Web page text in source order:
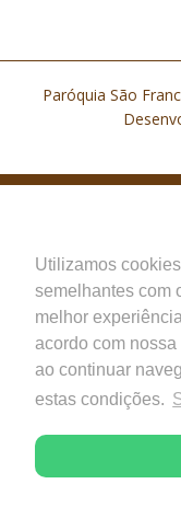
Utilizamos
semelhantes com
melhor
acordo com
ao continuar
estas condições.
Paróquia São